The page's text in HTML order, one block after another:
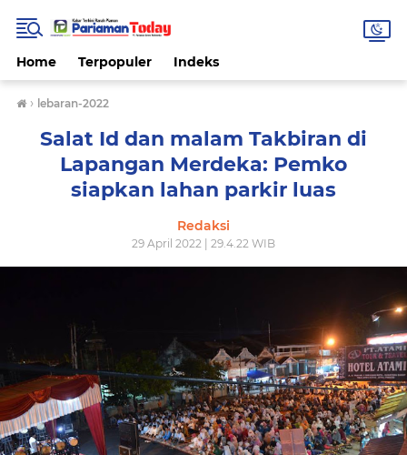
Home Terpopuler Indeks
› lebaran-2022
Salat Id dan malam Takbiran di
Lapangan Merdeka: Pemko
siapkan lahan parkir luas
Redaksi
29 April 2022 | 29.4.22 WIB